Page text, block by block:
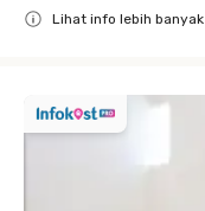
Lihat info lebih banyak